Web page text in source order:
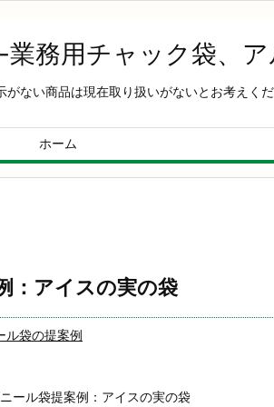
務用チャック袋、
ない商品は現在取り扱いがないとお考えく
ホーム
：アイスの実の袋
ル袋の提案例
ール袋提案例：アイスの実の袋